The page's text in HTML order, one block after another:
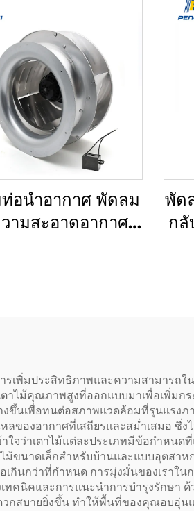
อนำอากาศ พัดลม
ามสะอาดอากาศ
พัด
กลั
รเพิ่มประสิทธิภาพและความสามาร
าไม้คุณภาพสูงที่ออกแบบมาเพื่อเพิ่มก
งขึ้นเพื่อทนต่อสภาพแวดล้อมที่รุนแร
องอากาศที่เสถียรและสม่ำเสมอ ซึ่ง
ใจว่าเตาไม้แต่ละประเภทมีข้อกำห
ม้ขนาดเล็กสำหรับบ้านและแบบอุตส
กินกว่าที่กำหนด การมุ่งมั่นของเราใ
ทคนิคและการแนะนำการบำรุงรักษา
กสบายยิ่งขึ้น ทำให้พื้นที่ของคุณอบอุ่น